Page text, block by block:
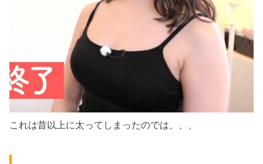
これは昔以上に太ってしまったのでは、、、